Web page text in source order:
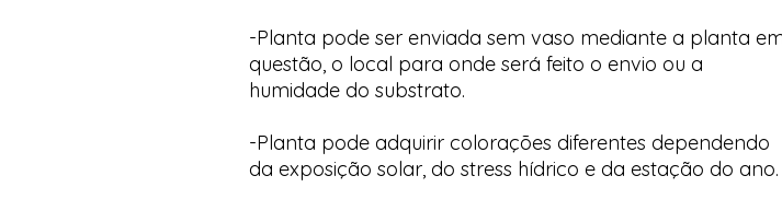
-Planta pode ser enviada sem vaso mediante a planta
questão, o local para onde será feito o envio ou a
humidade do substrato.
-Planta pode adquirir colorações diferentes dependendo
da exposição solar, do stress hídrico e da estação do ano.